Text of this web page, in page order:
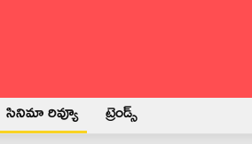
సినిమా రివ్యూ ట్రెండ్స్